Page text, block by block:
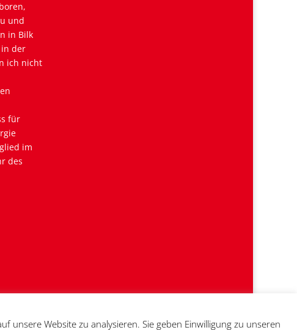
und
in Bilk
der
ich nicht
für
im
des
unsere Website zu analysieren. Sie geben Einwilligung zu unseren